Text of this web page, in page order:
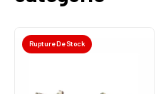
Rupture De Stock